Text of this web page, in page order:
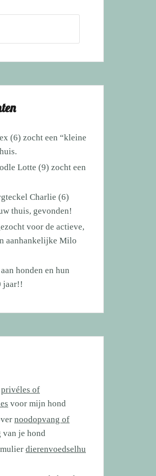
(6) zocht een “kleine
Lotte (9) zocht een
Charlie (6)
thuis, gevonden!
voor de actieve,
aanhankelijke Milo
honden en hun
jaar!!
privéles of
voor mijn hond
noodopvang of
van je hond
dierenvoedselhu